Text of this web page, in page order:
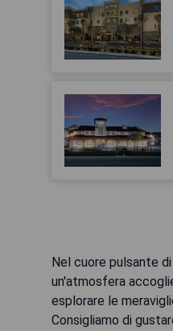
Nel cuore pulsante
un'atmosfera
esplorare le
Consigliamo di